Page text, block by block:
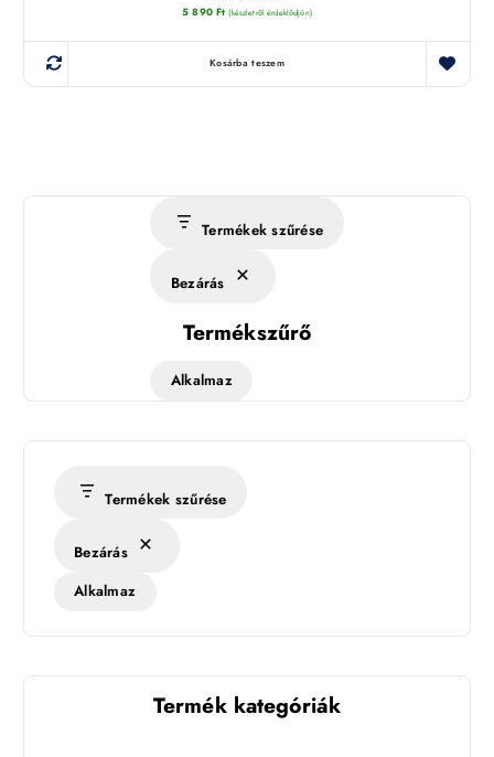
5 890 Ft (készletről érdeklődjön)
Kosárba teszem
Termékek szűrése
Bezárás
Termékszűrő
Alkalmaz
Termékek szűrése
Bezárás
Alkalmaz
Termék kategóriák